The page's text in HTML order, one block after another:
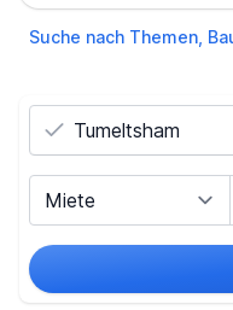
Suche nach Themen,